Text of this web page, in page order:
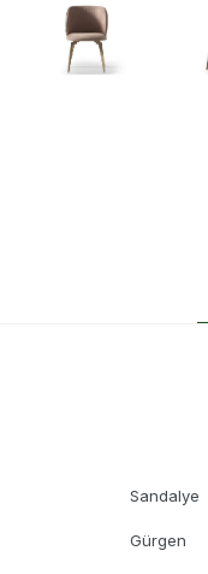
Sandalye
Gürgen